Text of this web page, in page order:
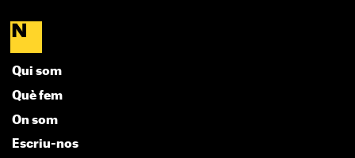
Qui som
Què fem
On som
Escriu-nos